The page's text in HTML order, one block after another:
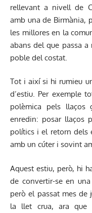
rellevant a nivell de
amb una de Birmània,
les millores en la
abans del que passa
poble del costat.
Tot i així si hi rumieu
d’estiu. Per exemple
polèmica pels llaços
enredin: posar llaços
polítics i el retorn dels
amb un cúter i sovint
Aquest estiu, però, hi
de convertir-se en
però el passat mes de
la llet crua, ara que